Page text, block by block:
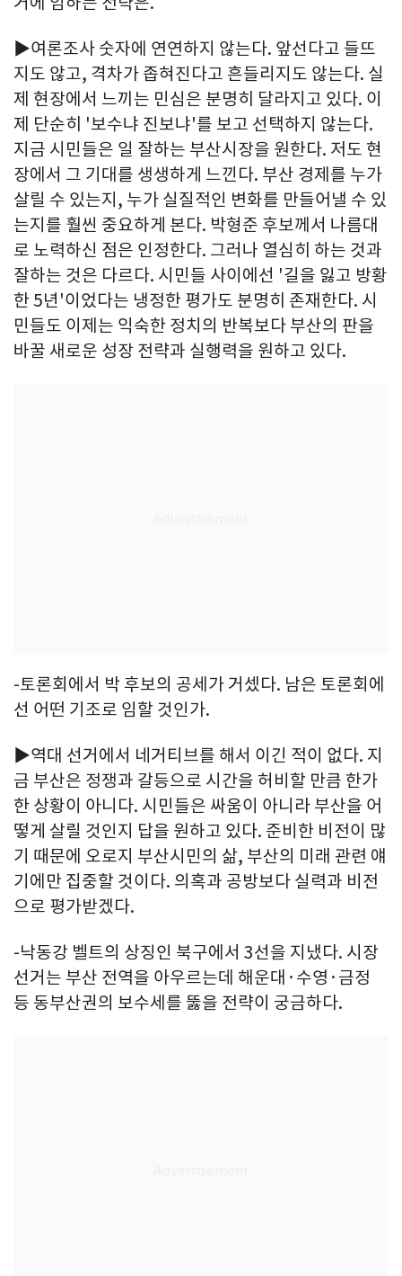
▶여론조사 숫자에 연연하지 않는다. 앞선다고 들뜨
지도 않고, 격차가 좁혀진다고 흔들리지도 않는다. 실
제 현장에서 느끼는 민심은 분명히 달라지고 있다. 이
제 단순히 '보수냐 진보냐'를 보고 선택하지 않는다.
지금 시민들은 일 잘하는 부산시장을 원한다. 저도 현
장에서 그 기대를 생생하게 느낀다. 부산 경제를 누가
살릴 수 있는지, 누가 실질적인 변화를 만들어낼 수 있
는지를 훨씬 중요하게 본다. 박형준 후보께서 나름대
로 노력하신 점은 인정한다. 그러나 열심히 하는 것과
잘하는 것은 다르다. 시민들 사이에선 '길을 잃고 방황
한 5년'이었다는 냉정한 평가도 분명히 존재한다. 시
민들도 이제는 익숙한 정치의 반복보다 부산의 판을
바꿀 새로운 성장 전략과 실행력을 원하고 있다.
-토론회에서 박 후보의 공세가 거셌다. 남은 토론회에
선 어떤 기조로 임할 것인가.
▶역대 선거에서 네거티브를 해서 이긴 적이 없다. 지
금 부산은 정쟁과 갈등으로 시간을 허비할 만큼 한가
한 상황이 아니다. 시민들은 싸움이 아니라 부산을 어
떻게 살릴 것인지 답을 원하고 있다. 준비한 비전이 많
기 때문에 오로지 부산시민의 삶, 부산의 미래 관련 얘
기에만 집중할 것이다. 의혹과 공방보다 실력과 비전
으로 평가받겠다.
-낙동강 벨트의 상징인 북구에서 3선을 지냈다. 시장
선거는 부산 전역을 아우르는데 해운대·수영·금정
등 동부산권의 보수세를 뚫을 전략이 궁금하다.